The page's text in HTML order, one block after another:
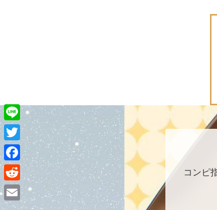
コンピ
L
i
n
e
T
w
i
F
a
c
R
e